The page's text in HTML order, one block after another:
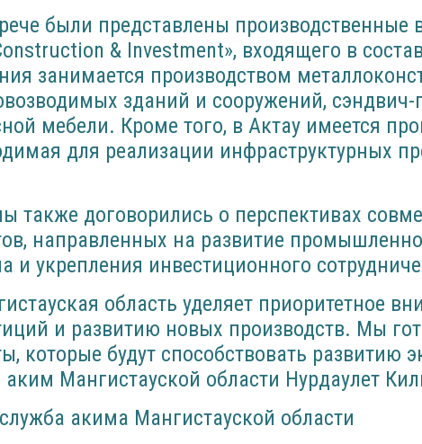
были представлены производственные
& Investment», входящего в
занимается производством
зданий и сооружений,
мебели. Кроме того, в Актау имеется
для реализации инфраструктурных
также договорились о перспективах
направленных на развитие
и укрепления инвестиционного
область уделяет приоритетное
и развитию новых производств. Мы
которые будут способствовать развитию
аким Мангистауской области Нурдаулет
акима Мангистауской области